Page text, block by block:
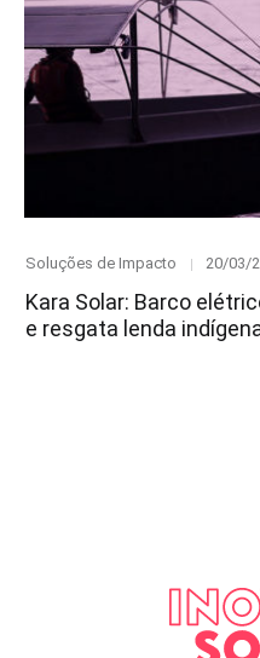
Category
Soluções de Impacto
Posted
20/03/
Kara Solar: Barco
e resgata lenda